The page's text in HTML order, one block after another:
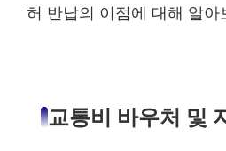
허 반납의 이점에 대해 알아
교통비 바우처 및